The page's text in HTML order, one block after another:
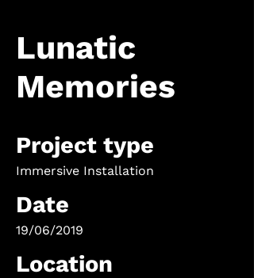
Lunatic
Memories
Project type
Immersive Installation
Date
19/06/2019
Location